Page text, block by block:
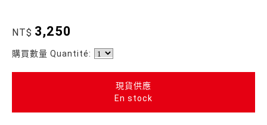
NT$ 3,250
購買數量 Quantité:
現貨供應
En stock